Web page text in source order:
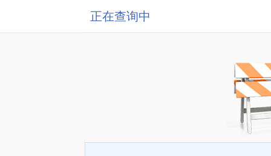
正在查询中